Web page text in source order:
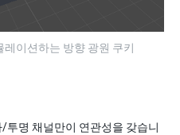
이션하는 방향 광원 쿠키
투명 채널만이 연관성을 갖습니